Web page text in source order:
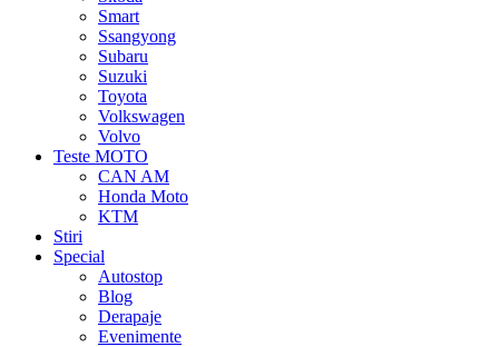
Smart
Ssangyong
Subaru
Suzuki
Toyota
Volkswagen
Volvo
Teste MOTO
CAN AM
Honda Moto
KTM
Stiri
Special
Autostop
Blog
Derapaje
Evenimente